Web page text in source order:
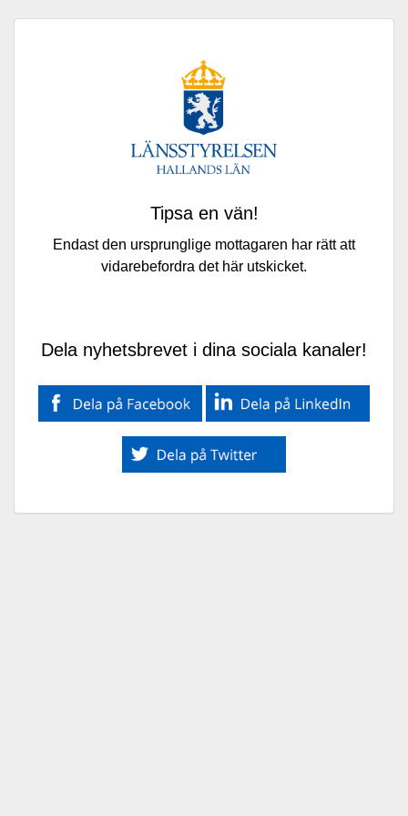
Tipsa en vän!
Endast den ursprunglige mottagaren har rätt att
vidarebefordra det här utskicket.
Dela nyhetsbrevet i dina sociala kanaler!